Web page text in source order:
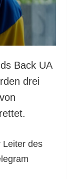
Back UA
drei
Leiter des